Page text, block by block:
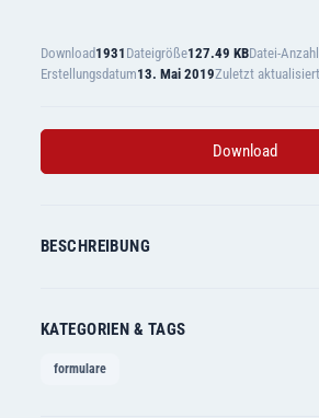
Download1931 Dateigröße127.49 KBDatei-Anzahl
Erstellungsdatum13. Mai 2019Zuletzt aktualisiert
Download
BESCHREIBUNG
KATEGORIEN & TAGS
formulare